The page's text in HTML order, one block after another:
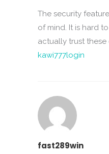
The security
of mind. It is hard
actually trust these
kawi777login
fast289win